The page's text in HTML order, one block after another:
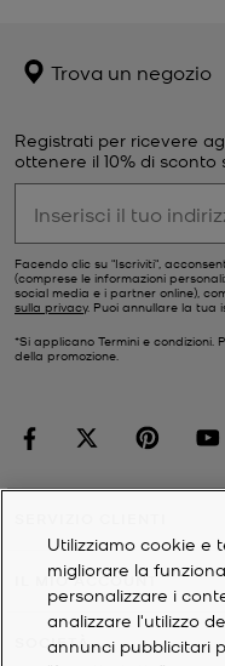
Trova un negozio
Registrati per ricevere
ottenere il 10% di sconto
Facendo clic su "Iscriviti",
(comprese le informazioni
social media e i partner online),
sulla privacy. Puoi annullare la tua
*Si applicano Termini e condizioni.
della promozione.
IL MIO ACCOUNT
SOCIETÀ
Utilizziamo cookie e
migliorare la
personalizzare i
analizzare l'utilizzo
annunci pubblicitari